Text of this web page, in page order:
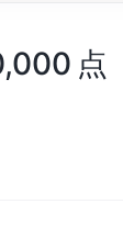
点